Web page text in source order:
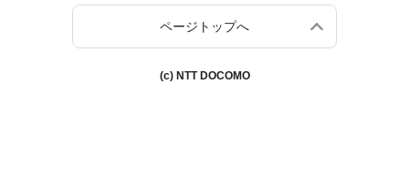
ページトップへ
(c) NTT DOCOMO